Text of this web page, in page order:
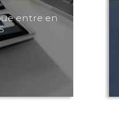
entre en